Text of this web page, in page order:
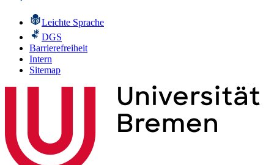
Leichte Sprache
DGS
Barrierefreiheit
Intern
Sitemap